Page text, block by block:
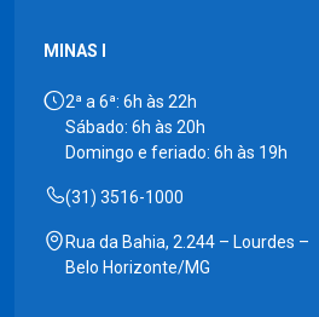
MINAS I
2ª a 6ª: 6h às 22h
Sábado: 6h às 20h
Domingo e feriado: 6h às 19h
(31) 3516-1000
Rua da Bahia, 2.244 – Lourdes –
Belo Horizonte/MG